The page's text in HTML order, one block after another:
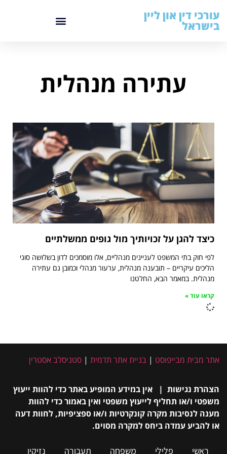
עורכי דין און ליין
בישראל
עתירה מנהלית
כיצד להגן על זכויותיך מול גופים ממשלתיים
לפי חוק בתי המשפט לעניינים מנהליים, אלו מוסמכים לדון בשלושה סוגי
הליכים עיקריים – תובענה מנהלית, ערעור מנהלי וכמובן גם עתירה
מנהלית. במאמר הבא, החלטנו
קראו עוד »
אתר מבית מבייפוסט | בניית אתר תדמית | סטניסלב אסטרין
הצהרת נגישות | אין במידע המופיע באתר כדי להוות ייעוץ
משפטי ו/או תחליף לייעוץ משפטי ואין באמור כדי להוות
מענה לנסיבות מקרה קונקרטיות ו/או ספציפיות, לחוות דעה
או להביע עמדה ביחס למקרה מסוים.
ראשי פלילי משפחה תעבורה נזיקין